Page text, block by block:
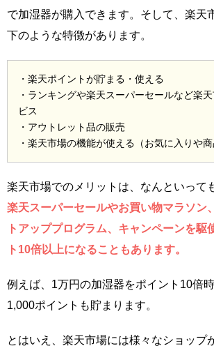
で加湿器が購入できます。そして、楽天
下のような特徴があります。
・楽天ポイントが貯まる・使える
・ランキングや楽天スーパーセールなど楽
ビス
・アウトレット品の販売
・楽天市場の機能が使える（お気に入りや商
楽天市場でのメリットは、なんといって
楽天スーパーセールやお買い物マラソン
トアッププログラム、キャンペーンを駆
ト10倍以上になることもあります。
例えば、1万円の加湿器をポイント10倍
1,000ポイントも貯まります。
とはいえ、楽天市場には様々なショップ